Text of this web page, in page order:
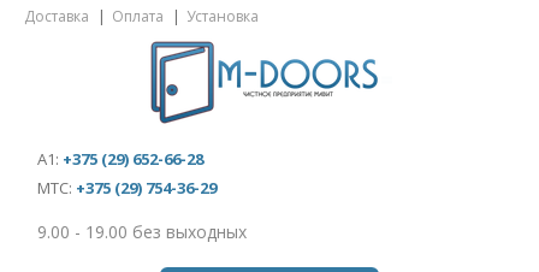
Доставка Оплата Установка
А1: +375 (29) 652-66-28
МТС: +375 (29) 754-36-29
9.00 - 19.00 без выходных